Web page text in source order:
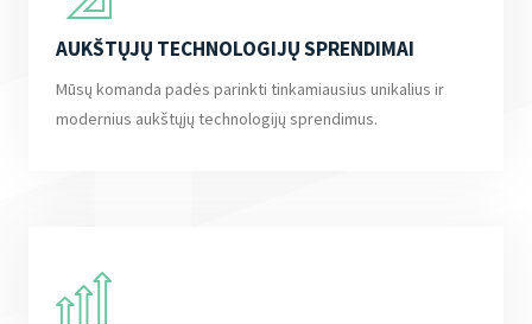
AUKŠTŲJŲ TECHNOLOGIJŲ SPRENDIMAI
Mūsų komanda padės parinkti tinkamiausius unikalius ir
modernius aukštųjų technologijų sprendimus.